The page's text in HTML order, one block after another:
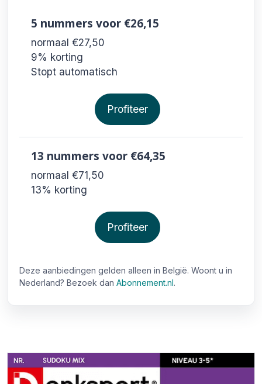
5 nummers voor €26,15
normaal €27,50
9% korting
Stopt automatisch
Profiteer
13 nummers voor €64,35
normaal €71,50
13% korting
Profiteer
Deze aanbiedingen gelden alleen in België. Woont u in
Nederland? Bezoek dan Abonnement.nl.